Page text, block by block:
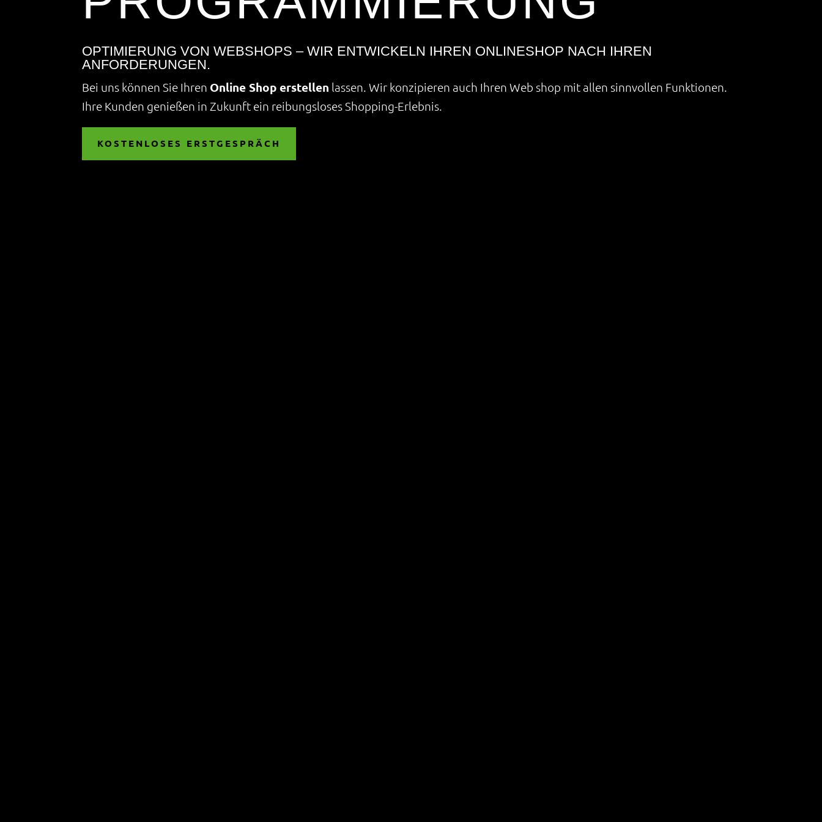
OPTIMIERUNG VON WEBSHOPS – WIR ENTWICKELN IHREN ONLINESHOP NACH IHREN
ANFORDERUNGEN.
Bei uns können Sie Ihren Online Shop erstellen lassen. Wir konzipieren auch Ihren Web shop mit allen sinnvollen Funktionen.
Ihre Kunden genießen in Zukunft ein reibungsloses Shopping-Erlebnis.
KOSTENLOSES ERSTGESPRÄCH